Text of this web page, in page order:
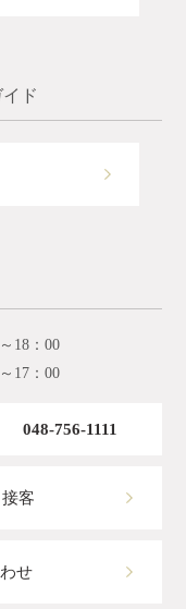
ド
18：00
17：00
048-756-1111
客
せ